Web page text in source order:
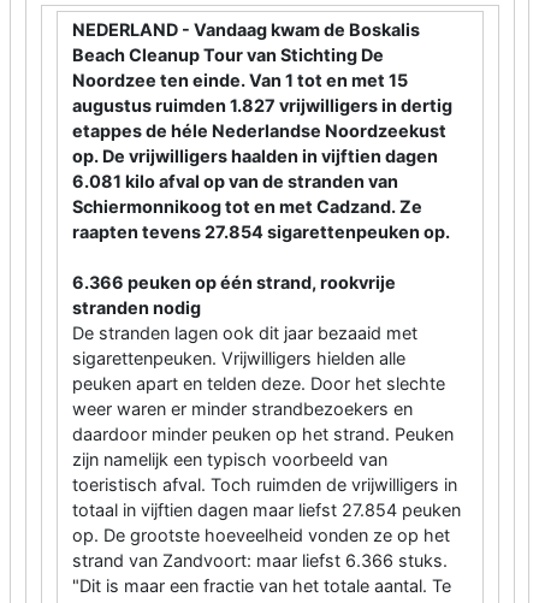
NEDERLAND - Vandaag kwam de Boskalis
Beach Cleanup Tour van Stichting De
Noordzee ten einde. Van 1 tot en met 15
augustus ruimden 1.827 vrijwilligers in dertig
etappes de héle Nederlandse Noordzeekust
op. De vrijwilligers haalden in vijftien dagen
6.081 kilo afval op van de stranden van
Schiermonnikoog tot en met Cadzand. Ze
raapten tevens 27.854 sigarettenpeuken op.
6.366 peuken op één strand, rookvrije
stranden nodig
De stranden lagen ook dit jaar bezaaid met
sigarettenpeuken. Vrijwilligers hielden alle
peuken apart en telden deze. Door het slechte
weer waren er minder strandbezoekers en
daardoor minder peuken op het strand. Peuken
zijn namelijk een typisch voorbeeld van
toeristisch afval. Toch ruimden de vrijwilligers in
totaal in vijftien dagen maar liefst 27.854 peuken
op. De grootste hoeveelheid vonden ze op het
strand van Zandvoort: maar liefst 6.366 stuks.
"Dit is maar een fractie van het totale aantal. Te